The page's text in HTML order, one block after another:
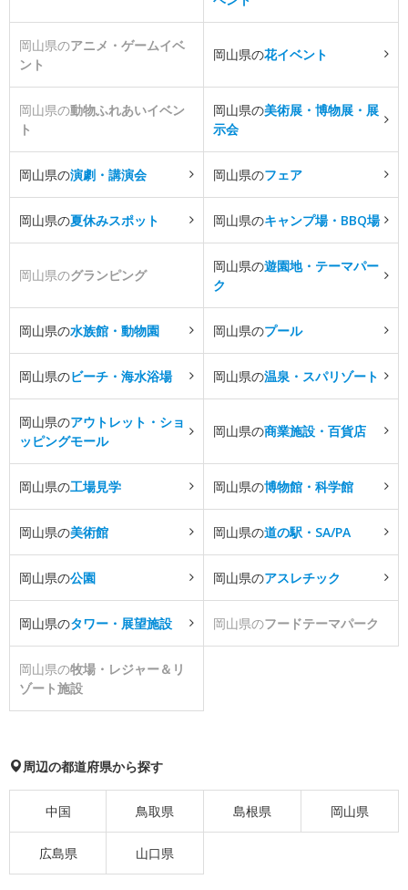
岡山県のアニメ・ゲームイベ
ント
岡山県の花イベント
岡山県の動物ふれあいイベン
ト
岡山県の美術展・博物展・展
示会
岡山県の演劇・講演会 岡山県のフェア
岡山県の夏休みスポット 岡山県のキャンプ場・BBQ場
岡山県のグランピング
岡山県の遊園地・テーマパー
ク
岡山県の水族館・動物園 岡山県のプール
岡山県のビーチ・海水浴場 岡山県の温泉・スパリゾート
岡山県のアウトレット・ショ
ッピングモール
岡山県の商業施設・百貨店
岡山県の工場見学 岡山県の博物館・科学館
岡山県の美術館 岡山県の道の駅・SA/PA
岡山県の公園 岡山県のアスレチック
岡山県のタワー・展望施設 岡山県のフードテーマパーク
岡山県の牧場・レジャー＆リ
ゾート施設
周辺の都道府県から探す
中国 鳥取県 島根県 岡山県
広島県 山口県